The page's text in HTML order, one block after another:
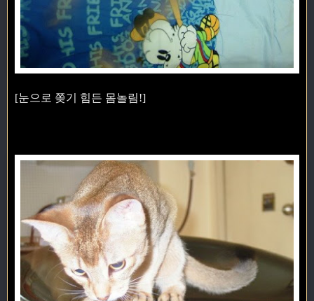
[눈으로 쫒기 힘든 몸놀림!]